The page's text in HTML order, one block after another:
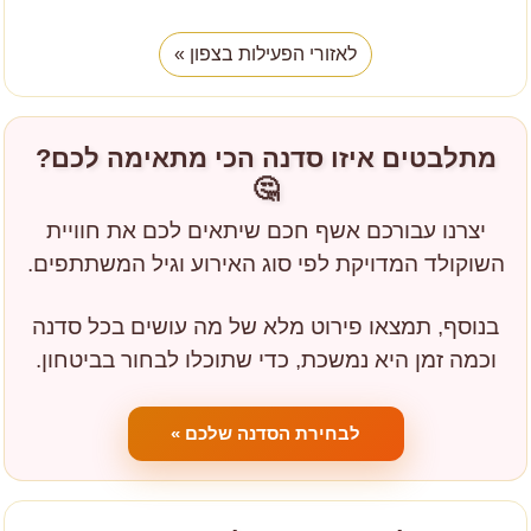
לאזורי הפעילות בצפון »
מתלבטים איזו סדנה הכי מתאימה לכם?
🤔
יצרנו עבורכם אשף חכם שיתאים לכם את חוויית
השוקולד המדויקת לפי סוג האירוע וגיל המשתתפים.
בנוסף, תמצאו פירוט מלא של מה עושים בכל סדנה
וכמה זמן היא נמשכת, כדי שתוכלו לבחור בביטחון.
לבחירת הסדנה שלכם »